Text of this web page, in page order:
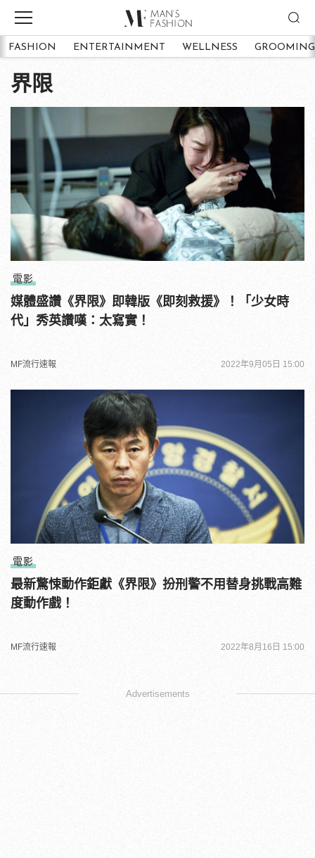
FASHION ENTERTAINMENT WELLNESS GROOMING
界限
電影
媒體盛讚《界限》即韓版《即刻救援》！「少女時
代」秀英讚嘆：太寫實！
MF流行速報 2022年9月05日 15:00
電影
最新驚悚動作鉅獻《界限》扮刑警不用替身挑戰高難
度動作戲！
MF流行速報 2022年8月16日 15:00
Advertisements